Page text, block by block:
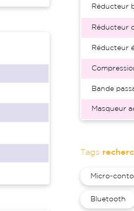
Réducteur
Réducteur
Réducteur
Bande
Masqueur
Tags
Micro-
Bluetooth